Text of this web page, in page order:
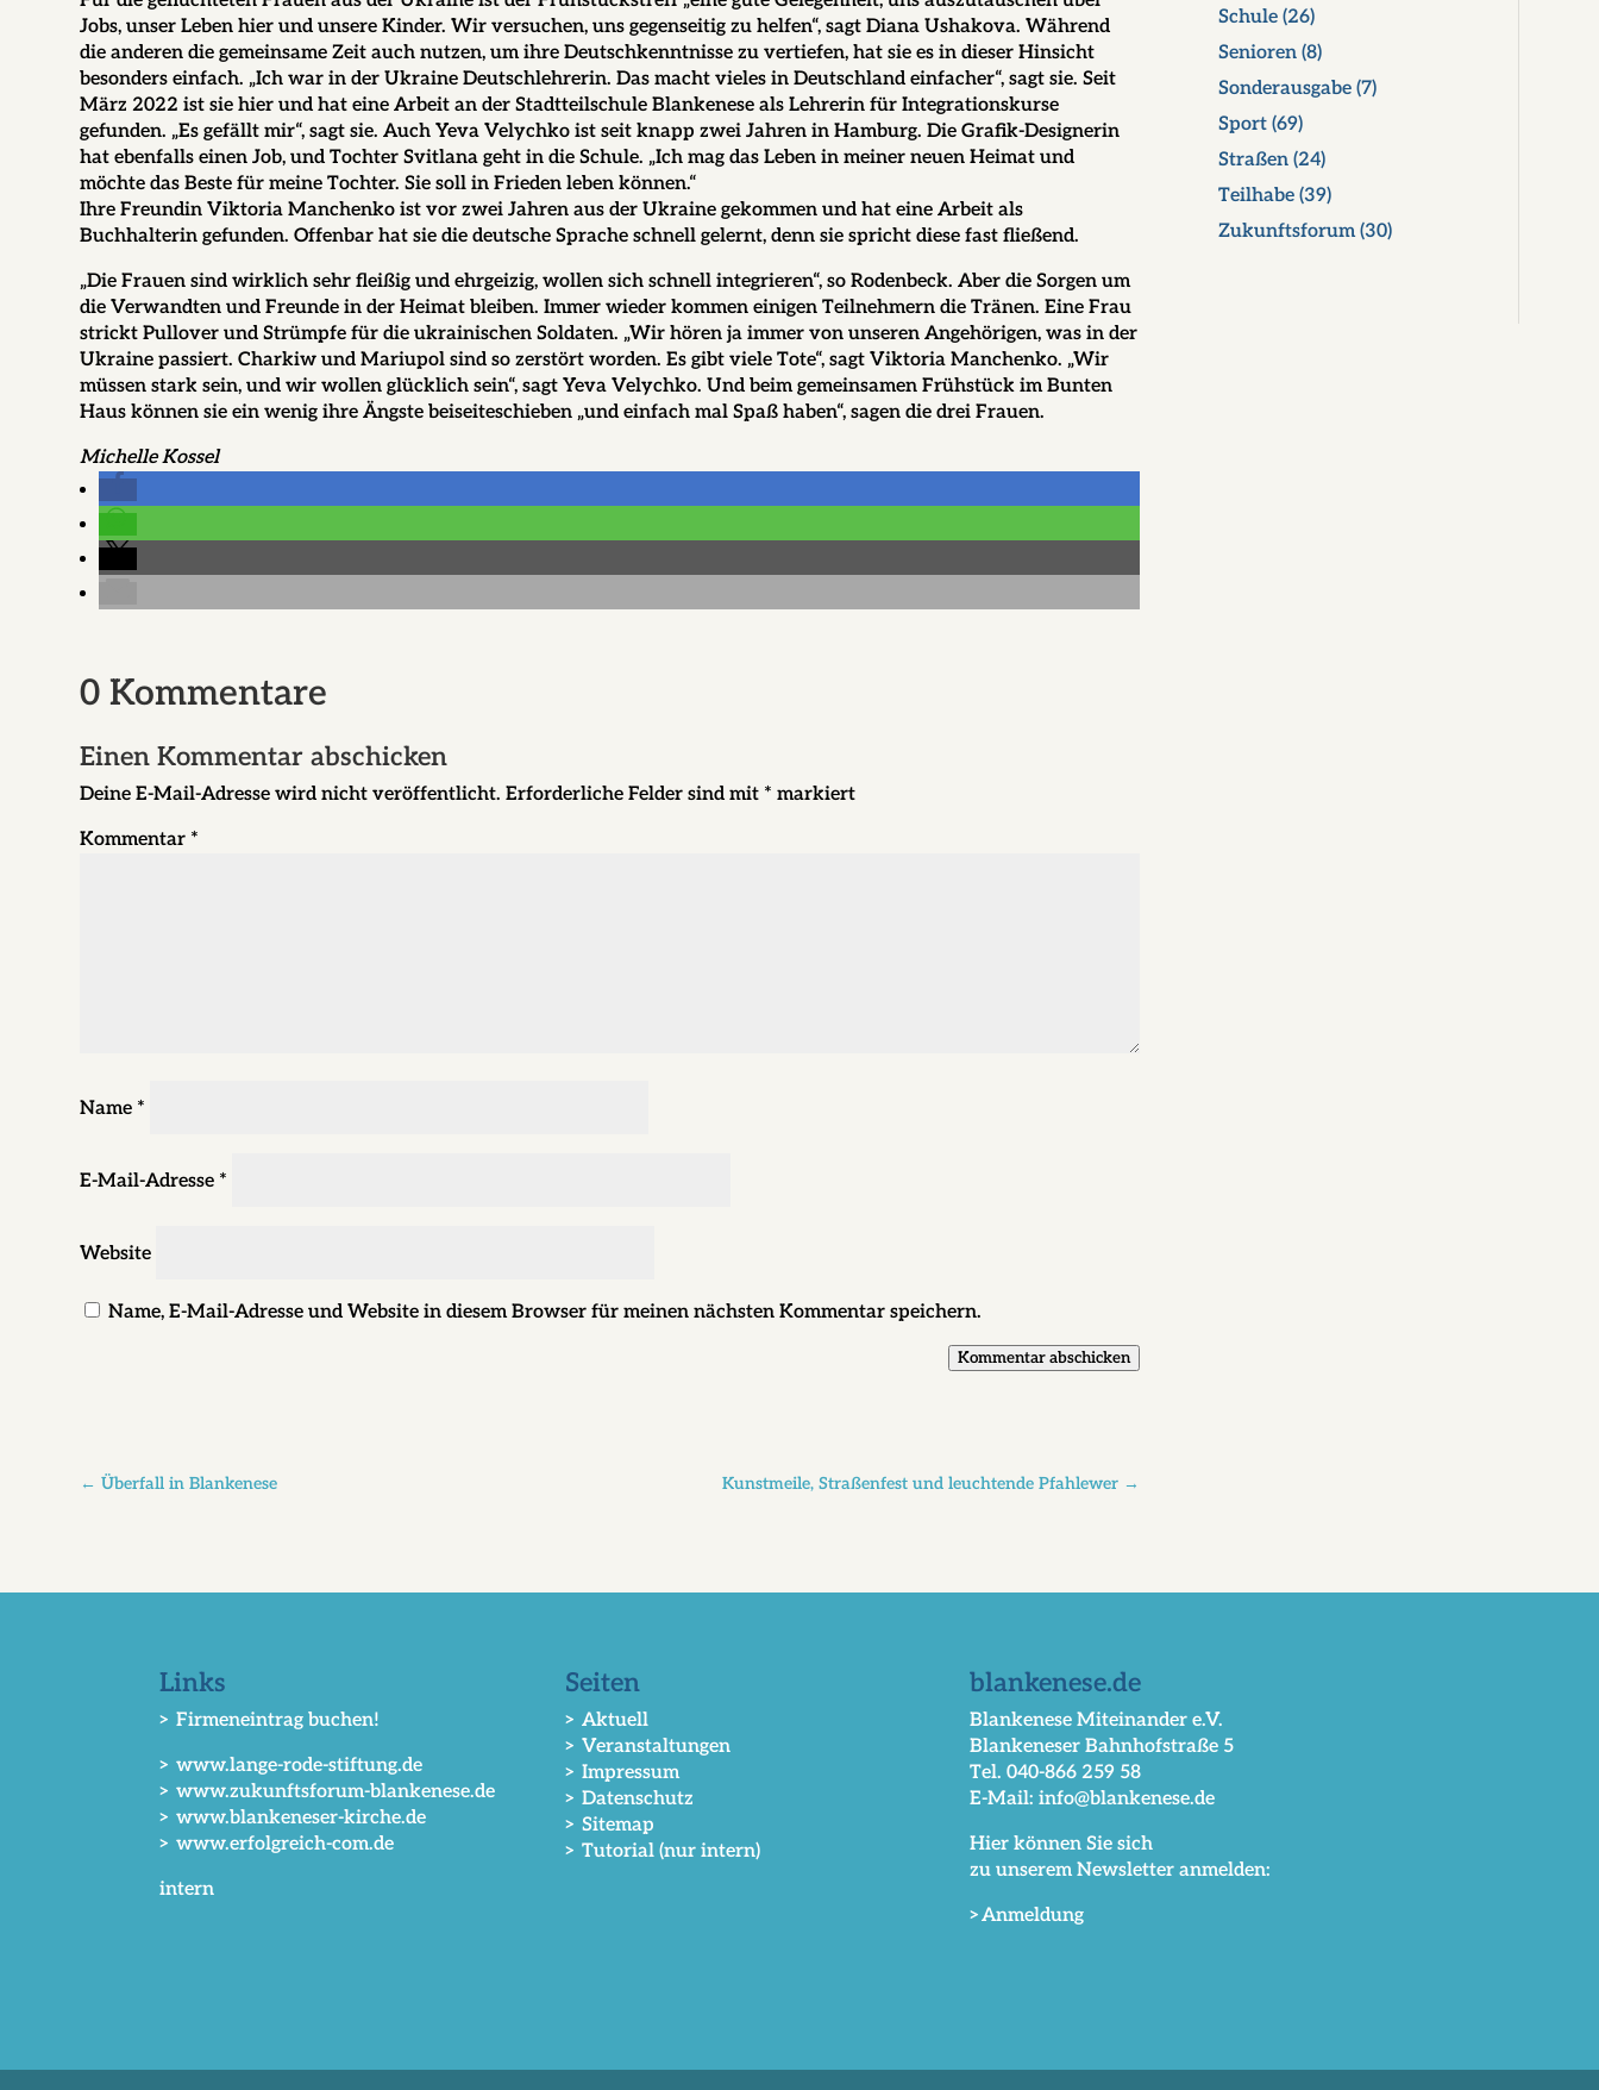
Jobs, unser Leben hier und unsere Kinder. Wir versuchen, uns gegenseitig zu helfen“, sagt Diana Ushakova. Während
die anderen die gemeinsame Zeit auch nutzen, um ihre Deutschkenntnisse zu vertiefen, hat sie es in dieser Hinsicht
besonders einfach. „Ich war in der Ukraine Deutschlehrerin. Das macht vieles in Deutschland einfacher“, sagt sie. Seit
März 2022 ist sie hier und hat eine Arbeit an der Stadtteilschule Blankenese als Lehrerin für Integrationskurse
gefunden. „Es gefällt mir“, sagt sie. Auch Yeva Velychko ist seit knapp zwei Jahren in Hamburg. Die Grafik-Designerin
hat ebenfalls einen Job, und Tochter Svitlana geht in die Schule. „Ich mag das Leben in meiner neuen Heimat und
möchte das Beste für meine Tochter. Sie soll in Frieden leben können.“
Ihre Freundin Viktoria Manchenko ist vor zwei Jahren aus der Ukraine gekommen und hat eine Arbeit als
Buchhalterin gefunden. Offenbar hat sie die deutsche Sprache schnell gelernt, denn sie spricht diese fast fließend.
„Die Frauen sind wirklich sehr fleißig und ehrgeizig, wollen sich schnell integrieren“, so Rodenbeck. Aber die Sorgen um
die Verwandten und Freunde in der Heimat bleiben. Immer wieder kommen einigen Teilnehmern die Tränen. Eine Frau
strickt Pullover und Strümpfe für die ukrainischen Soldaten. „Wir hören ja immer von unseren Angehörigen, was in der
Ukraine passiert. Charkiw und Mariupol sind so zerstört worden. Es gibt viele Tote“, sagt Viktoria Manchenko. „Wir
müssen stark sein, und wir wollen glücklich sein“, sagt Yeva Velychko. Und beim gemeinsamen Frühstück im Bunten
Haus können sie ein wenig ihre Ängste beiseiteschieben „und einfach mal Spaß haben“, sagen die drei Frauen.
Michelle Kossel
0 Kommentare
Einen Kommentar abschicken
Deine E-Mail-Adresse wird nicht veröffentlicht. Erforderliche Felder sind mit * markiert
Kommentar *
Name *
E-Mail-Adresse *
Website
Name, E-Mail-Adresse und Website in diesem Browser für meinen nächsten Kommentar speichern.
Kommentar abschicken
←Überfall in Blankenese Kunstmeile, Straßenfest und leuchtende Pfahlewer→
Schule (26)
Senioren (8)
Sonderausgabe (7)
Sport (69)
Straßen (24)
Teilhabe (39)
Zukunftsforum(30)
Links
> Firmeneintrag buchen!
> www.lange-rode-stiftung.de
> www.zukunftsforum-blankenese.de
> www.blankeneser-kirche.de
> www.erfolgreich-com.de
intern
Seiten
> Aktuell
> Veranstaltungen
> Impressum
> Datenschutz
> Sitemap
> Tutorial (nur intern)
blankenese.de
Blankenese Miteinander e.V.
Blankeneser Bahnhofstraße 5
Tel. 040-866 259 58
E-Mail: info@blankenese.de
Hier können Sie sich
zu unserem Newsletter anmelden:
>Anmeldung